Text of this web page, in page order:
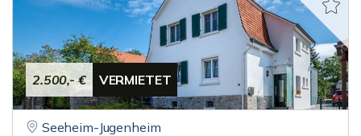
2.500,- € VERMIETET
Seeheim-Jugenheim